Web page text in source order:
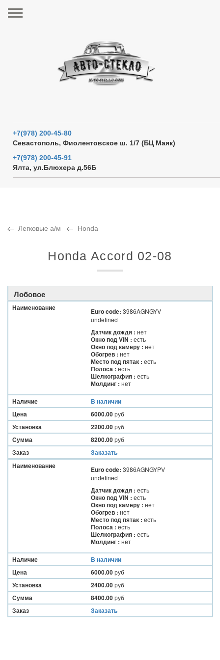
+7(978) 200-45-80
Севастополь, Фиолентовское ш. 1/7 (БЦ Маяк)
+7(978) 200-45-91
Ялта, ул.Блюхера д.56Б
Легковые а/м Honda
Honda Accord 02-08
Лобовое
Наименование Euro code: 3986AGNGYV
undefined
Датчик дождя : нет
Окно под VIN : есть
Окно под камеру : нет
Обогрев : нет
Место под пятак : есть
Полоса : есть
Шелкография : есть
Молдинг : нет
Наличие
В наличии
Цена
6000.00руб
Установка 2200.00руб
Сумма 8200.00руб
Заказ
Заказать
Наименование
Euro code: 3986AGNGYPV
undefined
Датчик дождя : есть
Окно под VIN : есть
Окно под камеру : нет
Обогрев : нет
Место под пятак : есть
Полоса : есть
Шелкография : есть
Молдинг : нет
Наличие
В наличии
Цена
6000.00руб
Установка 2400.00руб
Сумма 8400.00руб
Заказ Заказать